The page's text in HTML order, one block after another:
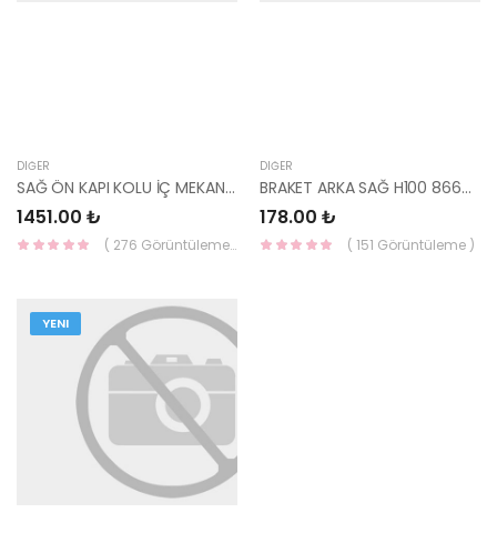
DIĞER
SAĞ ÖN KAPI KOLU İÇ MEKANIZMA (KEMİK) İ20 2014-2019 82665-C8000 HMC
1451.00 ₺
( 276 Görüntüleme )
DIĞER
BRAKET ARKA SAĞ H100 86676-43300 HMC
178.00 ₺
( 151 Görüntüleme )
YENI